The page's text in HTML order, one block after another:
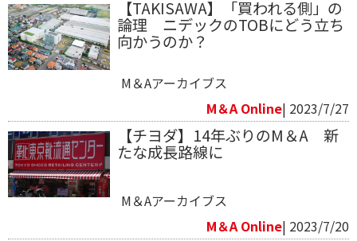
【TAKISAWA】「買われる側」の
論理 ニデックのTOBにどう立ち
向かうのか？
M＆Aアーカイブス
M＆A Online| 2023/7/27
【チヨダ】14年ぶりのM＆A 新
たな成長路線に
M＆Aアーカイブス
M＆A Online| 2023/7/20